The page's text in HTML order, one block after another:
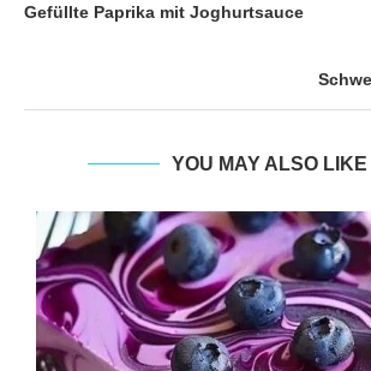
Gefüllte Paprika mit Joghurtsauce
YOU MAY ALSO LIKE